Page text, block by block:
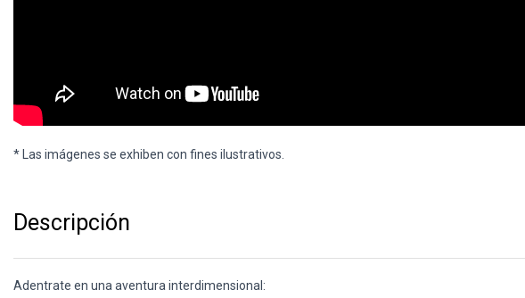
* Las imágenes se exhiben con fines ilustrativos.
Descripción
Adentrate en una aventura interdimensional: